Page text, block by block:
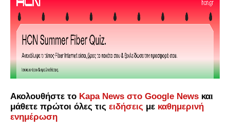
Ακολουθήστε το Kapa News στο Google News και
μάθετε πρώτοι όλες τις ειδήσεις με καθημερινή
ενημέρωση